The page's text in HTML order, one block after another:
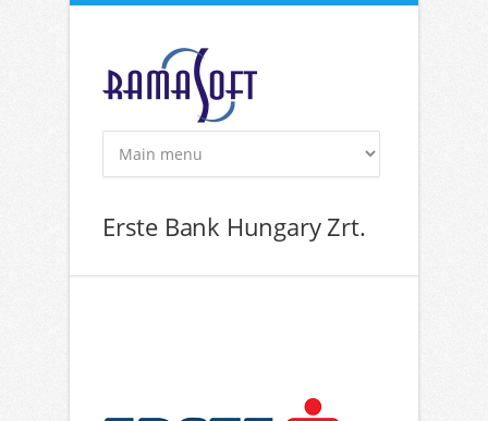
Ugrás a tartalomra
Erste Bank Hungary Zrt.